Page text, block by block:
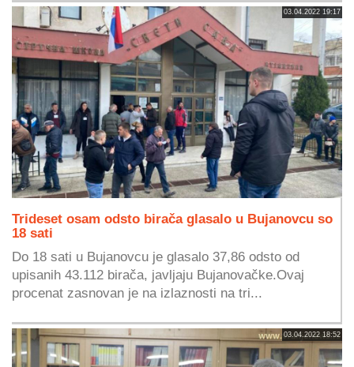
03.04.2022 19:17
Trideset osam odsto birača glasalo u Bujanovcu so
18 sati
Do 18 sati u Bujanovcu je glasalo 37,86 odsto od
upisanih 43.112 birača, javljaju Bujanovačke.Ovaj
procenat zasnovan je na izlaznosti na tri...
03.04.2022 18:52